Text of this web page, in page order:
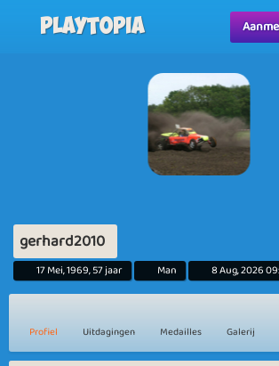
Playtopia
gerhard2010
17 Mei, 1969, 57 jaar Man 8 Aug, 2026
Profiel Uitdagingen Medailles Galerij